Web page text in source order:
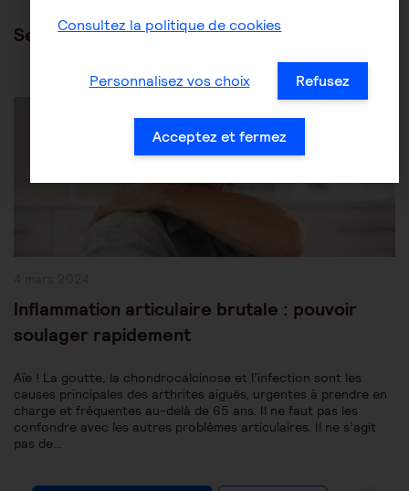
Ses articles
Autres pathologies
Inflammation articulaire brutale : pouvoir
soulager rapidement
Aïe ! La goutte, la chondrocalcinose et l’infection sont les
causes principales des arthrites aiguës, urgentes à prendre en
charge et fréquentes au-delà de 65 ans. Il ne faut pas les
confondre avec les autres problèmes articulaires. Il ne s’agit
pas de…
Consultez la politique de cookies
Personnalisez vos choix Refusez
Acceptez et fermez